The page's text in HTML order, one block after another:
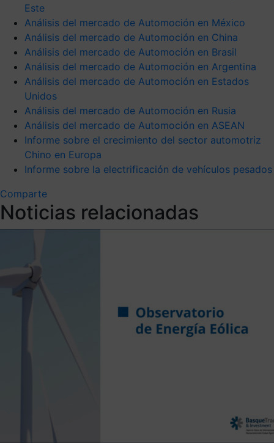
Este
Análisis del mercado de Automoción en México
Análisis del mercado de Automoción en China
Análisis del mercado de Automoción en Brasil
Análisis del mercado de Automoción en Argentina
Análisis del mercado de Automoción en Estados
Unidos
Análisis del mercado de Automoción en Rusia
Análisis del mercado de Automoción en ASEAN
Informe sobre el crecimiento del sector automotriz
Chino en Europa
Informe sobre la electrificación de vehículos pesados
Comparte
Noticias relacionadas